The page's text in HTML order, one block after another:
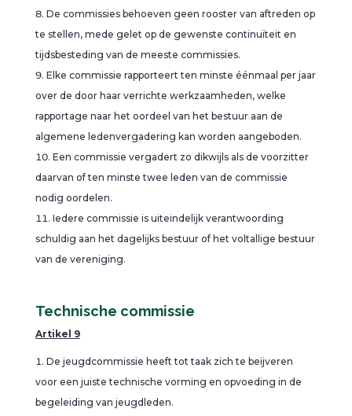
De commissies behoeven geen rooster van aftreden op
te stellen, mede gelet op de gewenste continuïteit en
tijdsbesteding van de meeste commissies.
Elke commissie rapporteert ten minste éénmaal per jaar
over de door haar verrichte werkzaamheden, welke
rapportage naar het oordeel van het bestuur aan de
algemene ledenvergadering kan worden aangeboden.
Een commissie vergadert zo dikwijls als de voorzitter
daarvan of ten minste twee leden van de commissie
nodig oordelen.
Iedere commissie is uiteindelijk verantwoording
schuldig aan het dagelijks bestuur of het voltallige bestuur
van de vereniging.
Technische commissie
Artikel 9
De jeugdcommissie heeft tot taak zich te beijveren
voor een juiste technische vorming en opvoeding in de
begeleiding van jeugdleden.